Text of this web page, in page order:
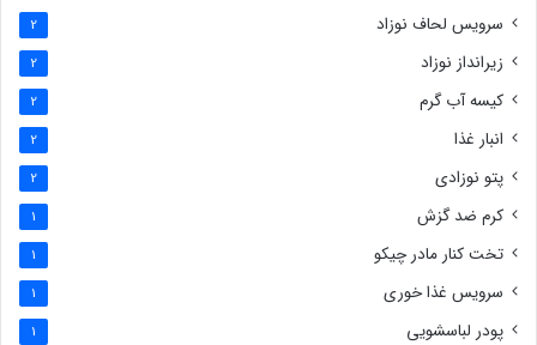
سرویس لحاف نوزاد 2
زیرانداز نوزاد 2
کیسه آب گرم 2
انبار غذا 2
پتو نوزادی 2
کرم ضد گزش 1
تخت کنار مادر چیکو 1
سرویس غذا خوری 1
پودر لباسشویی 1